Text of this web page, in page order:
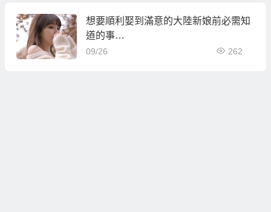
想要順利娶到滿意的大陸新娘前必需知
道的事…
09/26 262